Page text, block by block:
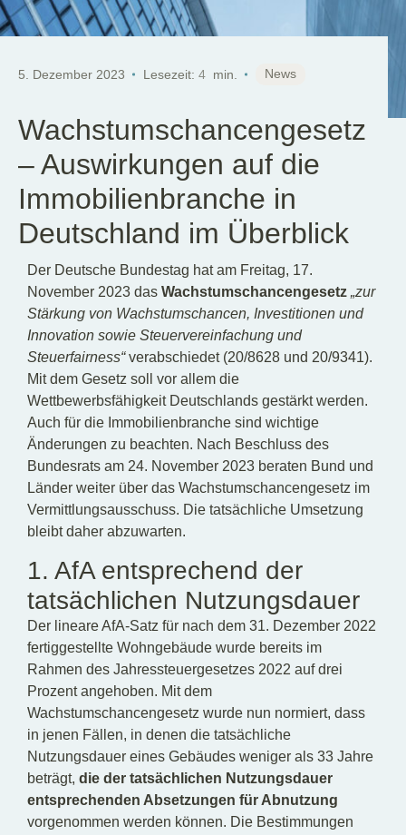
DE
5. Dezember 2023 Lesezeit: 4 min. News
Wachstumschancengesetz
– Auswirkungen auf die
Immobilienbranche in
Deutschland im Überblick
Der Deutsche Bundestag hat am Freitag, 17.
November 2023 das Wachstumschancengesetz „zur
Stärkung von Wachstumschancen, Investitionen und
Innovation sowie Steuervereinfachung und
Steuerfairness“verabschiedet (20/8628 und 20/9341).
Mit dem Gesetz soll vor allem die
Wettbewerbsfähigkeit Deutschlands gestärkt werden.
Auch für die Immobilienbranche sind wichtige
Änderungen zu beachten. Nach Beschluss des
Bundesrats am 24. November 2023 beraten Bund und
Länder weiter über das Wachstumschancengesetz im
Vermittlungsausschuss. Die tatsächliche Umsetzung
bleibt daher abzuwarten.
1. AfA entsprechend der
tatsächlichen Nutzungsdauer
Der lineare AfA-Satz für nach dem 31. Dezember 2022
fertiggestellte Wohngebäude wurde bereits im
Rahmen des Jahressteuergesetzes 2022 auf drei
Prozent angehoben. Mit dem
Wachstumschancengesetz wurde nun normiert, dass
in jenen Fällen, in denen die tatsächliche
Nutzungsdauer eines Gebäudes weniger als 33 Jahre
beträgt, die der tatsächlichen Nutzungsdauer
entsprechenden Absetzungen für Abnutzung
vorgenommen werden können. Die Bestimmungen